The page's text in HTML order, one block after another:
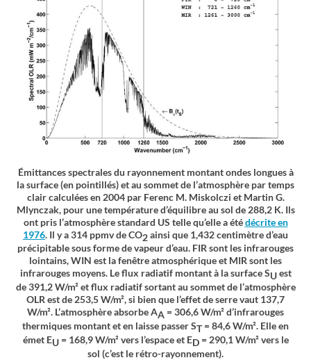
Émittances spectrales du rayonnement montant ondes longues à
la surface (en pointillés) et au sommet de l’atmosphère par temps
clair calculées en 2004 par Ferenc M. Miskolczi et Martin G.
Mlynczak, pour une température d’équilibre au sol de 288,2 K. Ils
ont pris l’atmosphère standard US telle qu’elle a étédécrite en
1976. Il y a 314 ppmv de CO2ainsi que 1,432 centimètre d’eau
précipitable sous forme de vapeur d’eau. FIR sont les infrarouges
lointains, WIN est la fenêtre atmosphérique et MIR sont les
infrarouges moyens. Le flux radiatif montant à la surface SUest
de 391,2 W/m² et flux radiatif sortant au sommet de l’atmosphère
OLR est de 253,5 W/m², si bien que l’effet de serre vaut 137,7
W/m². L’atmosphère absorbe AA = 306,6 W/m² d’infrarouges
thermiques montant et en laisse passer ST= 84,6 W/m². Elle en
émet EU= 168,9 W/m² vers l’espace et ED= 290,1 W/m² vers le
sol (c’est le rétro-rayonnement).